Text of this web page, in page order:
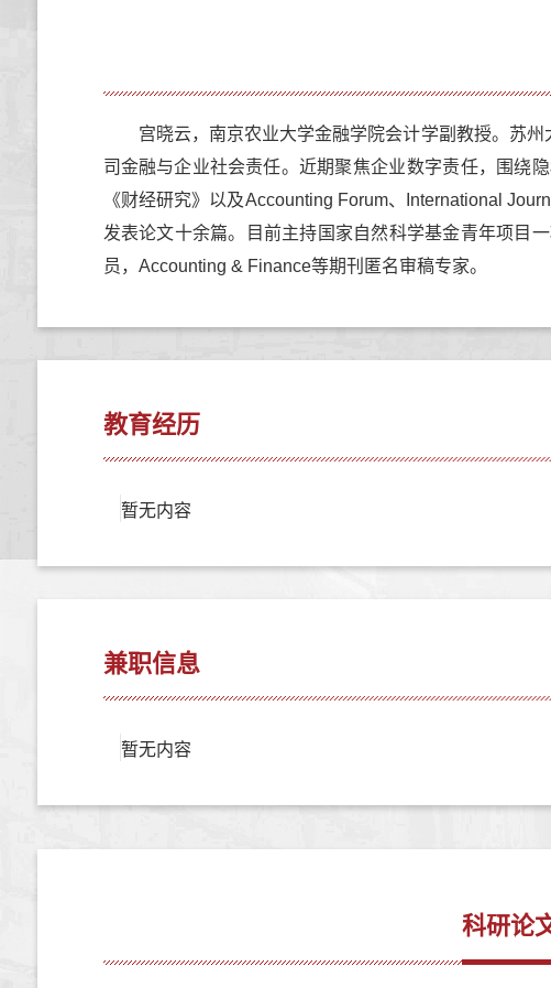
宫晓云，南京农业大学金融学院会计学副教授。苏
司金融与企业社会责任。近期聚焦企业数字责任，围绕
《财经研究》以及Accounting Forum、 International
发表论文十余篇。
目前主持国家自然科学基金青年项目
员， Accounting & Finance等期刊匿名审稿专家。
教育经历
暂无内容
兼职信息
暂无内容
科研论